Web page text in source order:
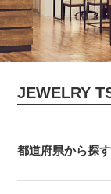
JEWELRY
都道府県から探す